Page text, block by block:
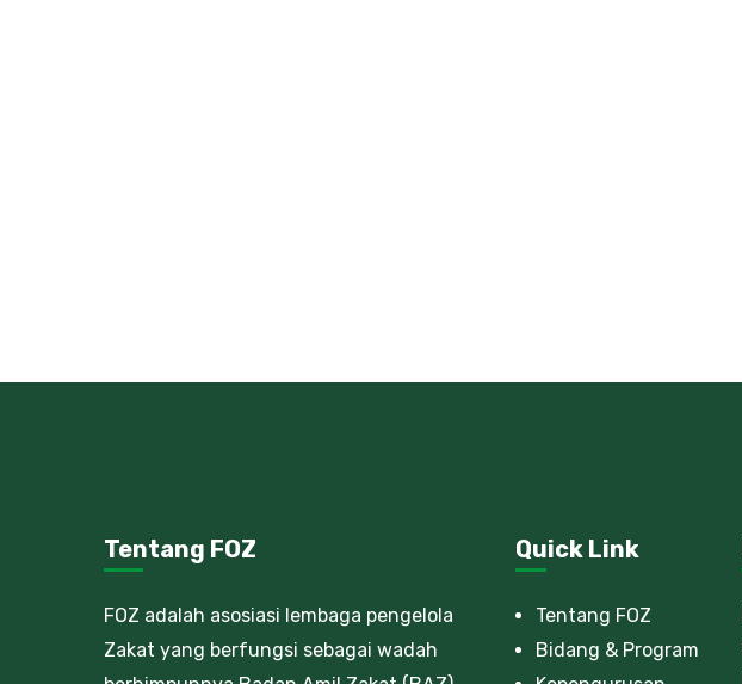
Tentang FOZ Quick Link
FOZ adalah asosiasi lembaga pengelola
Zakat yang berfungsi sebagai wadah
Tentang FOZ
Bidang & Program